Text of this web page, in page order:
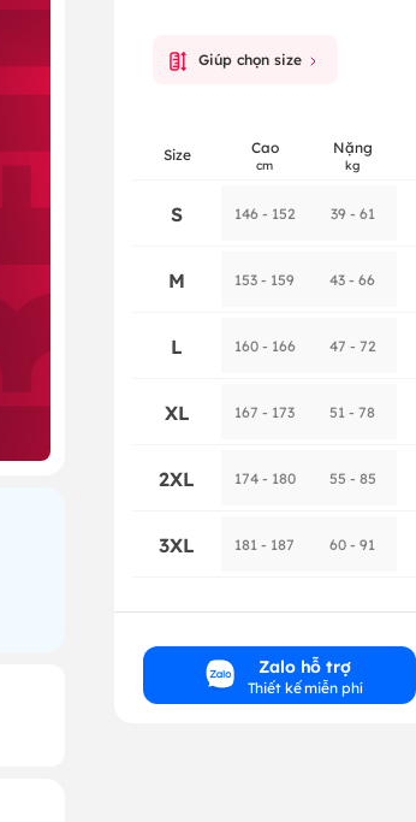
Giúp chọn size
Size Cao
cm
Nặng
kg
S 146 - 152 39 - 61
M 153 - 159 43 - 66
L 160 - 166 47 - 72
XL 167 - 173 51 - 78
2XL 174 - 180 55 - 85
3XL 181 - 187 60 - 91
Zalo hỗ trợ
Thiết kế miễn phí